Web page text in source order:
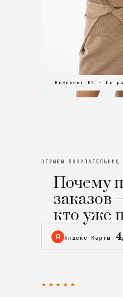
Комплект 01 · По
Комплект 02 · В
Комплект 03 · На
ОТЗЫВЫ ПОКУПАТЕЛЬНИЦ
Почему
заказов
кто уже
Я Яндекс Карты
★★★★★